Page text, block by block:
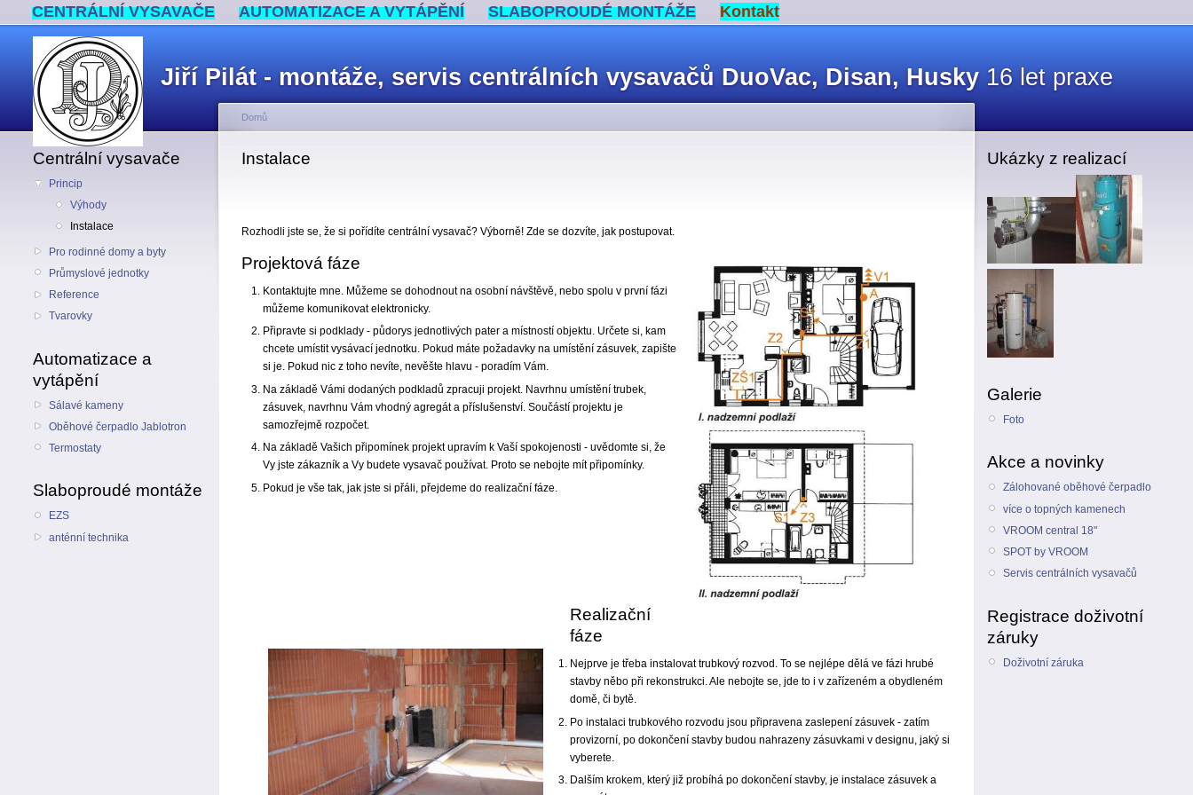
CENTRÁLNÍ VYSAVAČE AUTOMATIZACE A VYTÁPĚNÍ SLABOPROUDÉ MONTÁŽE Kontakt
Jiří Pilát - montáže, servis centrálních vysavačů DuoVac, Disan, Husky16 let praxe
Centrální vysavače
Princip
Výhody
Instalace
Pro rodinné domy a byty
Průmyslové jednotky
Reference
Tvarovky
Automatizace a
vytápění
Sálavé kameny
Oběhové čerpadlo Jablotron
Termostaty
Slaboproudé montáže
EZS
anténní technika
Domů
Instalace
Rozhodli jste se, že si pořídíte centrální vysavač? Výborně! Zde se dozvíte, jak postupovat.
Projektová fáze
Kontaktujte mne. Můžeme se dohodnout na osobní návštěvě, nebo spolu v první fázi
můžeme komunikovat elektronicky.
Připravte si podklady - půdorys jednotlivých pater a místností objektu. Určete si, kam
chcete umístit vysávací jednotku. Pokud máte požadavky na umístění zásuvek, zapište
si je. Pokud nic z toho nevíte, nevěšte hlavu - poradím Vám.
Na základě Vámi dodaných podkladů zpracuji projekt. Navrhnu umístění trubek,
zásuvek, navrhnu Vám vhodný agregát a příslušenství. Součástí projektu je
samozřejmě rozpočet.
Na základě Vašich připomínek projekt upravím k Vaší spokojenosti - uvědomte si, že
Vy jste zákazník a Vy budete vysavač používat. Proto se nebojte mít připomínky.
Pokud je vše tak, jak jste si přáli, přejdeme do realizační fáze.
Realizační
fáze
Nejprve je třeba instalovat trubkový rozvod. To se nejlépe dělá ve fázi hrubé
stavby něbo při rekonstrukci. Ale nebojte se, jde to i v zařízeném a obydleném
domě, či bytě.
Po instalaci trubkového rozvodu jsou připravena zaslepení zásuvek - zatím
provizorní, po dokončení stavby budou nahrazeny zásuvkami v designu, jaký si
vyberete.
Dalším krokem, který již probíhá po dokončení stavby, je instalace zásuvek a
Ukázky z realizací
Galerie
Foto
Akce a novinky
Zálohované oběhové čerpadlo
více o topných kamenech
VROOM central 18"
SPOT by VROOM
Servis centrálních vysavačů
Registrace doživotní
záruky
Doživotní záruka